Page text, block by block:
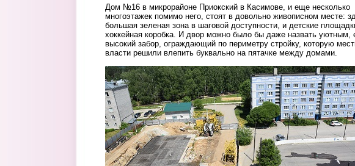
Дом №16 в микрорайоне Приокский в Касимове, и еще несколько
многоэтажек помимо него, стоят в довольно живописном месте:
большая зеленая зона в шаговой доступности, и детские
хоккейная коробка. И двор можно было бы даже назвать уютным,
высокий забор, ограждающий по периметру стройку, которую
власти решили влепить буквально на пятачке между домами.
1.jpg